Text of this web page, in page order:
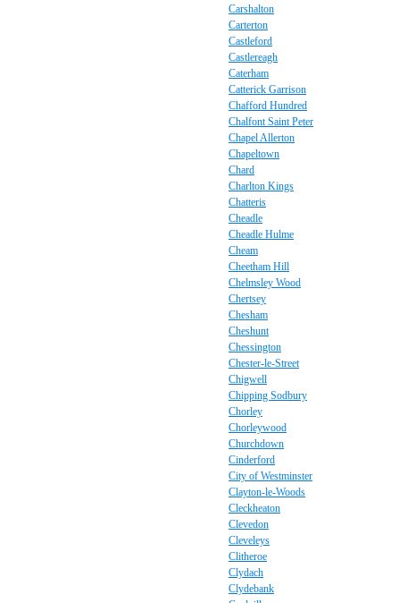
Carshalton
Carterton
Castleford
Castlereagh
Caterham
Catterick Garrison
Chafford Hundred
Chalfont Saint Peter
Chapel Allerton
Chapeltown
Chard
Charlton Kings
Chatteris
Cheadle
Cheadle Hulme
Cheam
Cheetham Hill
Chelmsley Wood
Chertsey
Chesham
Cheshunt
Chessington
Chester-le-Street
Chigwell
Chipping Sodbury
Chorley
Chorleywood
Churchdown
Cinderford
City of Westminster
Clayton-le-Woods
Cleckheaton
Clevedon
Cleveleys
Clitheroe
Clydach
Clydebank